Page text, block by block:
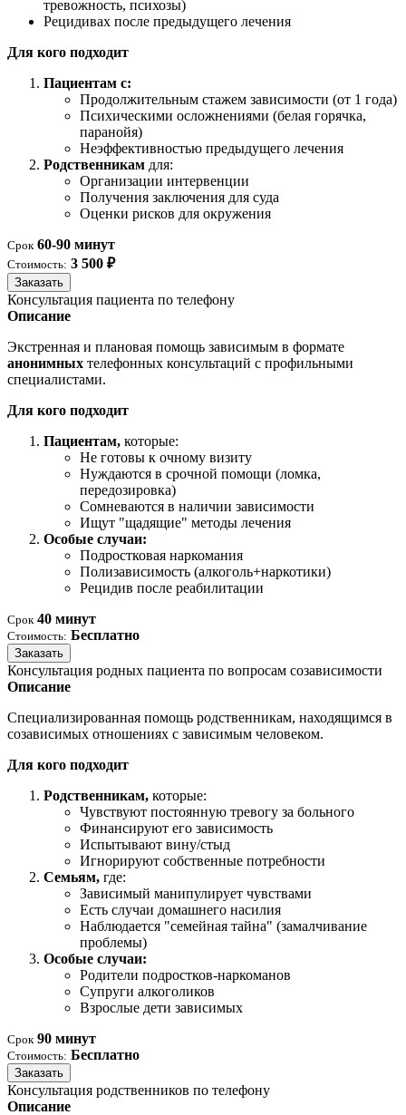
тревожность, психозы)
Рецидивах после предыдущего лечения
Для кого подходит
Пациентам с:
Продолжительным стажем зависимости (от 1 года)
Психическими осложнениями (белая горячка,
паранойя)
Неэффективностью предыдущего лечения
Родственникам для:
Организации интервенции
Получения заключения для суда
Оценки рисков для окружения
Срок 60-90 минут
Стоимость: 3 500 ₽
Заказать
Консультация пациента по телефону
Описание
Экстренная и плановая помощь зависимым в формате
анонимных телефонных консультаций с профильными
специалистами.
Для кого подходит
Пациентам, которые:
Не готовы к очному визиту
Нуждаются в срочной помощи (ломка,
передозировка)
Сомневаются в наличии зависимости
Ищут "щадящие" методы лечения
Особые случаи:
Подростковая наркомания
Полизависимость (алкоголь+наркотики)
Рецидив после реабилитации
Срок 40 минут
Стоимость: Бесплатно
Заказать
Консультация родных пациента по вопросам созависимости
Описание
Специализированная помощь родственникам, находящимся в
созависимых отношениях с зависимым человеком.
Для кого подходит
Родственникам, которые:
Чувствуют постоянную тревогу за больного
Финансируют его зависимость
Испытывают вину/стыд
Игнорируют собственные потребности
Семьям, где:
Зависимый манипулирует чувствами
Есть случаи домашнего насилия
Наблюдается "семейная тайна" (замалчивание
проблемы)
Особые случаи:
Родители подростков-наркоманов
Супруги алкоголиков
Взрослые дети зависимых
Срок 90 минут
Стоимость: Бесплатно
Заказать
Консультация родственников по телефону
Описание